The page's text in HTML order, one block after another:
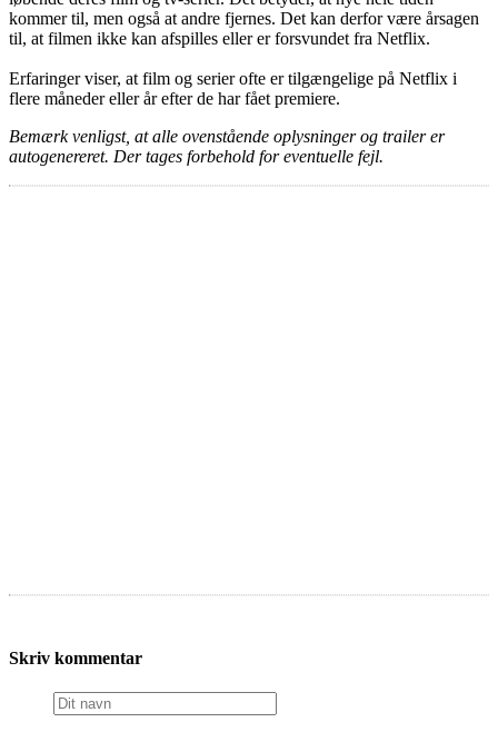
kommer til, men også at andre fjernes. Det kan derfor være årsagen
til, at filmen ikke kan afspilles eller er forsvundet fra Netflix.
Erfaringer viser, at film og serier ofte er tilgængelige på Netflix i
flere måneder eller år efter de har fået premiere.
Bemærk venligst, at alle ovenstående oplysninger og trailer er
autogenereret. Der tages forbehold for eventuelle fejl.
Skriv kommentar